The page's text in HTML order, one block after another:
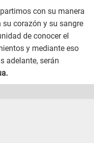
con su manera
su corazón y su sangre
de conocer el
y mediante eso
adelante, serán